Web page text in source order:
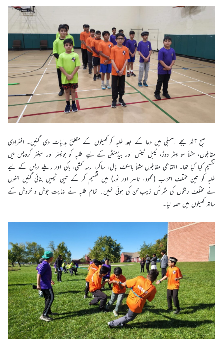
صبح آٹھ بجے اسمبلی میں دعا کے بعد طلبہ کو کھیلوں کے متعلق ہدایات دی گئیں۔ انفرادی
مقابلوں، مثلاً سو میٹر دوڑ، ٹیبل ٹینس اور بیڈمنٹن کے ليے طلبہ کو جونیئر اور سینئر گروپس میں
تقسیم کیا گیا تھا۔ اجتماعی مقابلوں مثلاً باسکٹ بال، ساکر، رسہ کشی، ہاکی اور ریلے ریس کے ليے
طلبہ کو تین مختلف احزاب (محمود، ناصر اور نور) میں تقسیم کر کے تین ٹیمیں بنائی گئیں جنہوں
نے مختلف رنگوں کی شرٹس زیب تن کی ہوئی تھیں۔ تمام طلبہ نے نہایت جوش و خروش کے
ساتھ کھیلوں میں حصہ لیا۔